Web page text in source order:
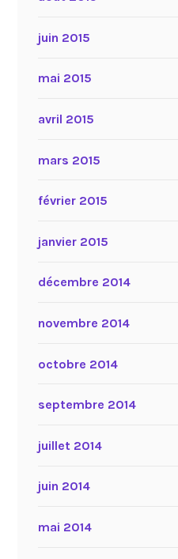
juin 2015
mai 2015
avril 2015
mars 2015
février 2015
janvier 2015
décembre 2014
novembre 2014
octobre 2014
septembre 2014
juillet 2014
juin 2014
mai 2014